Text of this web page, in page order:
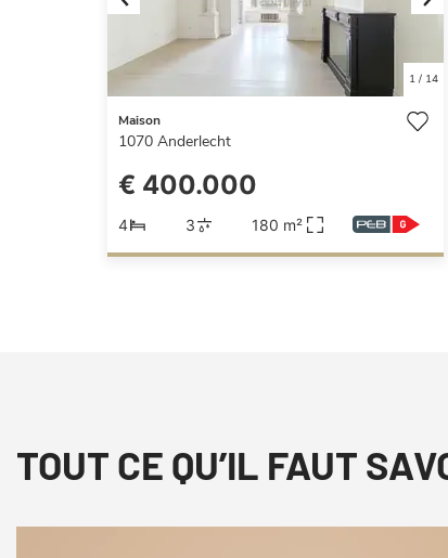
Previous Next
1/ 14
Maison
1070 Anderlecht
€ 400.000
4 3 180 m²
TOUT CE QU’IL FAUT